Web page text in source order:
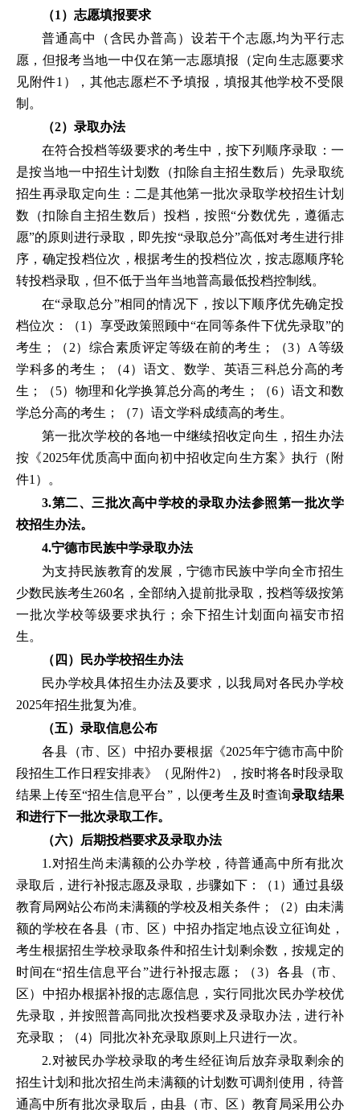
（1）志愿填报要求
普通高中（含民办普高）设若干个志愿,均为平行志
愿，但报考当地一中仅在第一志愿填报（定向生志愿要求
见附件1），其他志愿栏不予填报，填报其他学校不受限
制。
（2）录取办法
在符合投档等级要求的考生中，按下列顺序录取：一
是按当地一中招生计划数（扣除自主招生数后）先录取统
招生再录取定向生：二是其他第一批次录取学校招生计划
数（扣除自主招生数后）投档，按照“分数优先，遵循志
愿”的原则进行录取，即先按“录取总分”高低对考生进行排
序，确定投档位次，根据考生的投档位次，按志愿顺序轮
转投档录取，但不低于当年当地普高最低投档控制线。
在“录取总分”相同的情况下，按以下顺序优先确定投
档位次：（1）享受政策照顾中“在同等条件下优先录取”的
考生；（2）综合素质评定等级在前的考生；（3）A等级
学科多的考生；（4）语文、数学、英语三科总分高的考
生；（5）物理和化学换算总分高的考生；（6）语文和数
学总分高的考生；（7）语文学科成绩高的考生。
第一批次学校的各地一中继续招收定向生，招生办法
按《2025年优质高中面向初中招收定向生方案》执行（附
件1）。
3.第二、三批次高中学校的录取办法参照第一批次学
校招生办法。
4.宁德市民族中学录取办法
为支持民族教育的发展，宁德市民族中学向全市招生
少数民族考生260名，全部纳入提前批录取，投档等级按第
一批次学校等级要求执行；余下招生计划面向福安市招
生。
（四）民办学校招生办法
民办学校具体招生办法及要求，以我局对各民办学校
2025年招生批复为准。
（五）录取信息公布
各县（市、区）中招办要根据《2025年宁德市高中阶
段招生工作日程安排表》（见附件2），按时将各时段录取
结果上传至“招生信息平台”，以便考生及时查询录取结果
和进行下一批次录取工作。
（六）后期投档要求及录取办法
1.对招生尚未满额的公办学校，待普通高中所有批次
录取后，进行补报志愿及录取，步骤如下：（1）通过县级
教育局网站公布尚未满额的学校及相关条件；（2）由未满
额的学校在各县（市、区）中招办指定地点设立征询处，
考生根据招生学校录取条件和招生计划剩余数，按规定的
时间在“招生信息平台”进行补报志愿；（3）各县（市、
区）中招办根据补报的志愿信息，实行同批次民办学校优
先录取，并按照普高同批次投档要求及录取办法，进行补
充录取；（4）同批次补充录取原则上只进行一次。
2.对被民办学校录取的考生经征询后放弃录取剩余的
招生计划和批次招生尚未满额的计划数可调剂使用，待普
通高中所有批次录取后，由县（市、区）教育局采用公办